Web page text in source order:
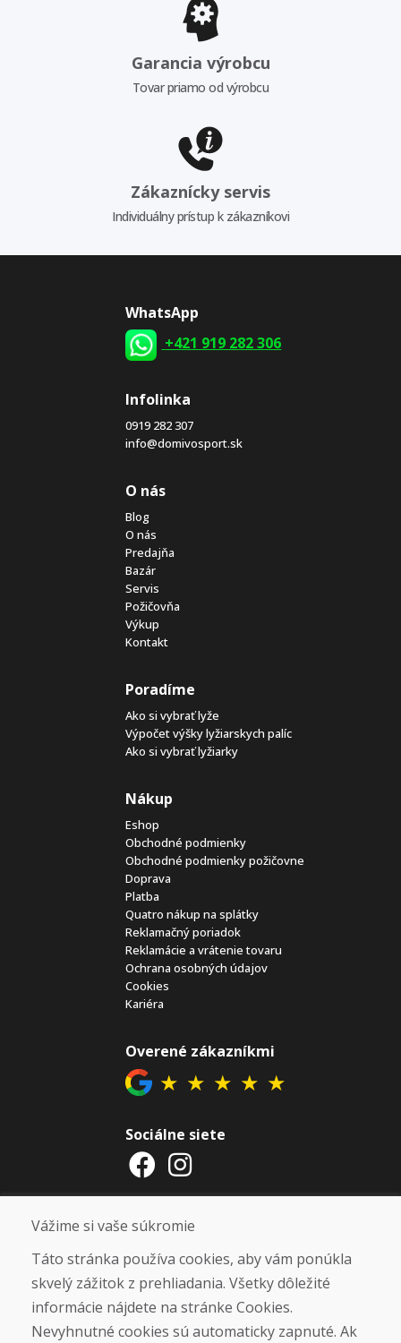
Garancia výrobcu
Tovar priamo od výrobcu
Zákaznícky servis
Individuálny prístup k zákazníkovi
WhatsApp
+421 919 282 306
Infolinka
0919 282 307
info@domivosport.sk
O nás
Blog
O nás
Predajňa
Bazár
Servis
Požičovňa
Výkup
Kontakt
Poradíme
Ako si vybrať lyže
Výpočet výšky lyžiarskych palíc
Ako si vybrať lyžiarky
Nákup
Eshop
Obchodné podmienky
Obchodné podmienky požičovne
Doprava
Platba
Quatro nákup na splátky
Reklamačný poriadok
Reklamácie a vrátenie tovaru
Ochrana osobných údajov
Cookies
Kariéra
Overené zákazníkmi
★ ★ ★ ★ ★
Sociálne siete
Otváracie hodiny
UKONČENÁ. ĎAKUJEME VÁM ZA
PRIAZEŇ A TEŠÍME SA NA VÁS OPÄŤ
OD 14. 9. 2026.
Vážime si vaše súkromie
Táto stránka používa cookies, aby vám ponúkla
skvelý zážitok z prehliadania. Všetky dôležité
informácie nájdete na stránke Cookies.
Nevyhnutné cookies sú automaticky zapnuté. Ak